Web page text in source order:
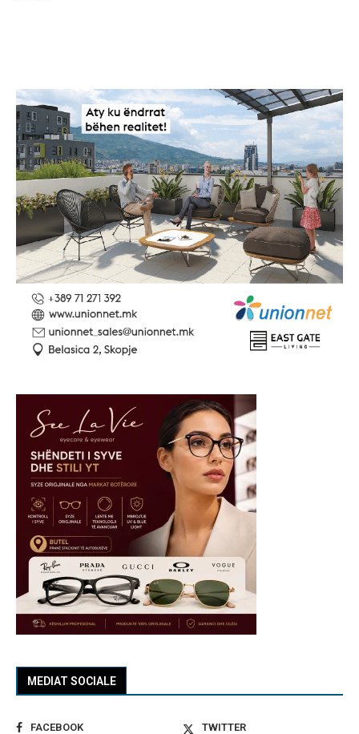
MEDIAT SOCIALE
FACEBOOK
TWITTER